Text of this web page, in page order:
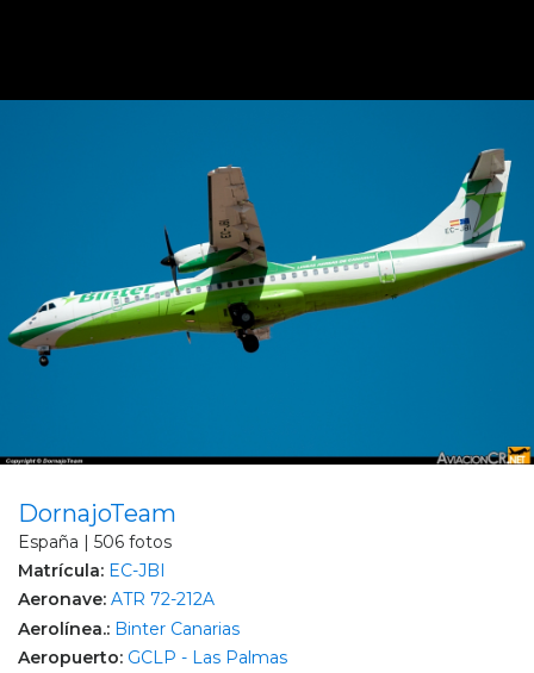
DornajoTeam
España | 506 fotos
Matrícula: EC-JBI
Aeronave: ATR 72-212A
Aerolínea.: Binter Canarias
Aeropuerto: GCLP - Las Palmas